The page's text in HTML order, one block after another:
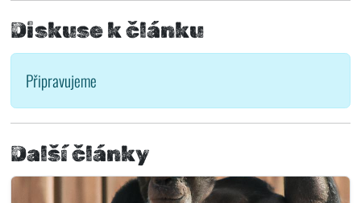
Diskuse k článku
Připravujeme
Další články